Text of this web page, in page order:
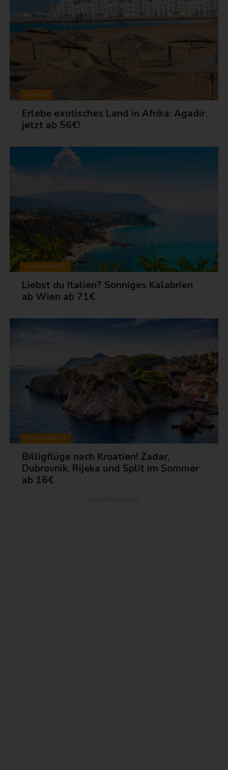
AFRIKA
Erlebe exotisches Land in Afrika: Agadir
jetzt ab 56€!
FLUGTICKETS
Liebst du Italien? Sonniges Kalabrien
ab Wien ab 71€
FLUGTICKETS
Billigflüge nach Kroatien! Zadar,
Dubrovnik, Rijeka und Split im Sommer
ab 16€